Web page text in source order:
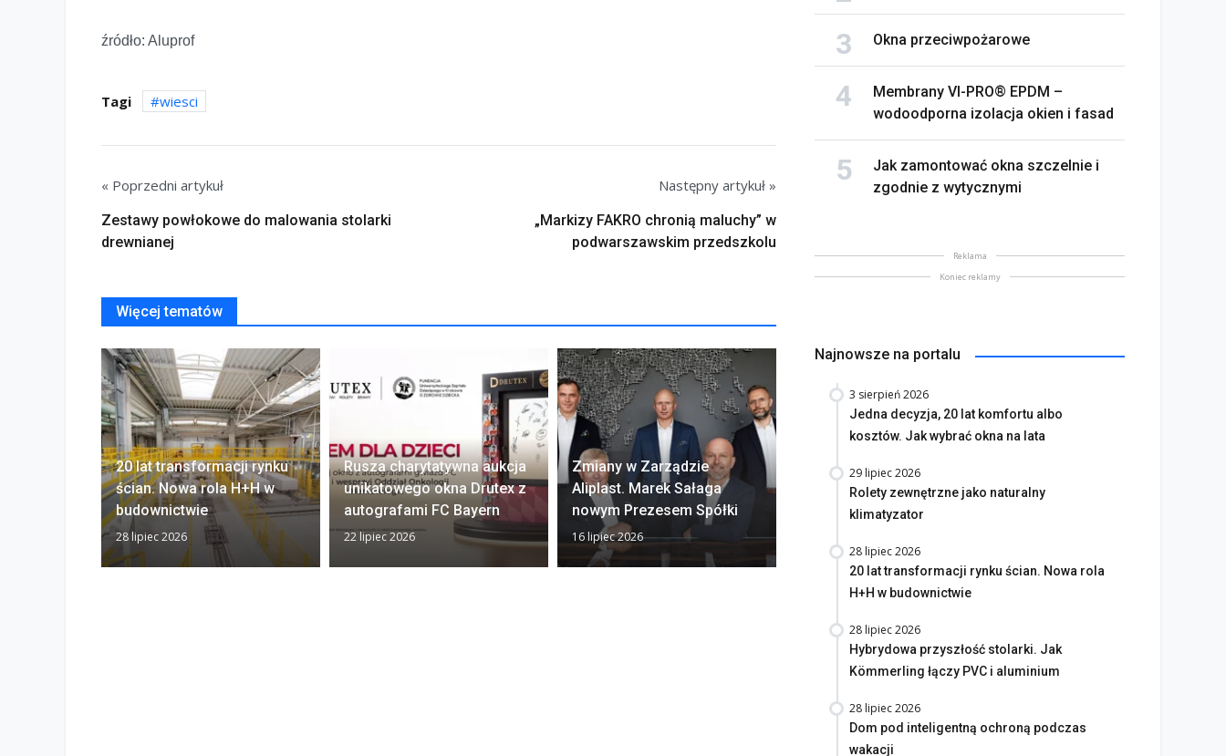
źródło: Aluprof
Tagi wiesci
« Poprzedni artykuł
Zestawy powłokowe do malowania stolarki
drewnianej
Następny artykuł »
„Markizy FAKRO chronią maluchy” w
podwarszawskim przedszkolu
Więcej tematów
20 lat transformacji rynku
ścian. Nowa rola H+H w
budownictwie
28 lipiec 2026
Rusza charytatywna aukcja
unikatowego okna Drutex z
autografami FC Bayern
22 lipiec 2026
Zmiany w Zarządzie
Aliplast. Marek Sałaga
nowym Prezesem Spółki
16 lipiec 2026
Okna bez tajemnic. Na co
zwrócić uwagę przed
zakupem
Saint-Gobain prezentuje
Okna przeciwpożarowe
Membrany VI-PRO® EPDM –
wodoodporna izolacja okien i fasad
Jak zamontować okna szczelnie i
zgodnie z wytycznymi
Reklama
Koniec reklamy
Najnowsze na portalu
3 sierpień 2026
Jedna decyzja, 20 lat komfortu albo
kosztów. Jak wybrać okna na lata
29 lipiec 2026
Rolety zewnętrzne jako naturalny
klimatyzator
28 lipiec 2026
20 lat transformacji rynku ścian. Nowa rola
H+H w budownictwie
28 lipiec 2026
Hybrydowa przyszłość stolarki. Jak
Kömmerling łączy PVC i aluminium
28 lipiec 2026
Dom pod inteligentną ochroną podczas
wakacji